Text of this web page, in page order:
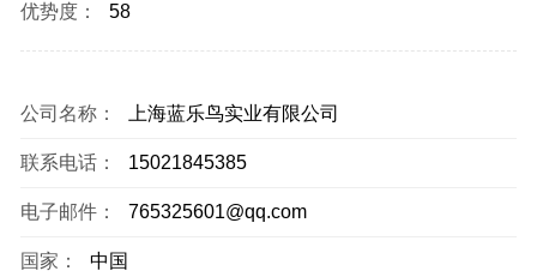
优势度： 58
公司名称： 上海蓝乐鸟实业有限公司
联系电话： 15021845385
电子邮件： 765325601@qq.com
国家： 中国